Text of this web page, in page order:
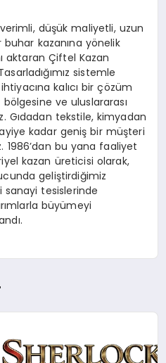
düşük maliyetli, uzun
kazanına yönelik
aktaran Çiftel Kazan
sistemle
kalıcı bir çözüm
ve uluslararası
Gıdadan tekstile, kimyadan
kadar geniş bir müşteri
bu yana faaliyet
kazan üreticisi olarak,
geliştirdiğimiz
tesislerinde
büyümeyi